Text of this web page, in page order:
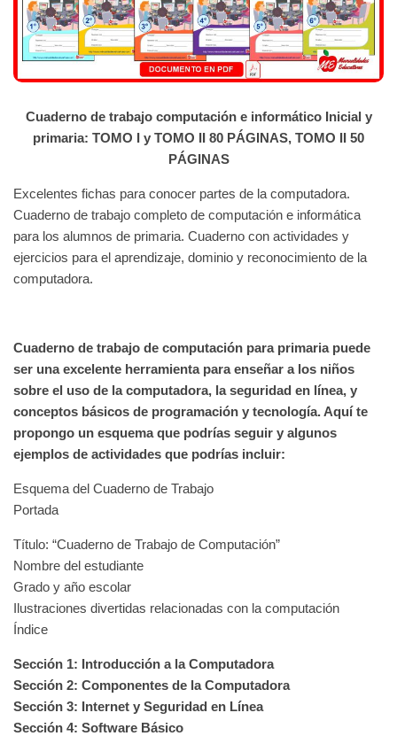
Cuaderno de trabajo computación e informático Inicial y
primaria: TOMO I y TOMO II 80 PÁGINAS, TOMO II 50
PÁGINAS
Excelentes fichas para conocer partes de la computadora.
Cuaderno de trabajo completo de computación e informática
para los alumnos de primaria. Cuaderno con actividades y
ejercicios para el aprendizaje, dominio y reconocimiento de la
computadora.
Cuaderno de trabajo de computación para primaria puede
ser una excelente herramienta para enseñar a los niños
sobre el uso de la computadora, la seguridad en línea, y
conceptos básicos de programación y tecnología. Aquí te
propongo un esquema que podrías seguir y algunos
ejemplos de actividades que podrías incluir:
Esquema del Cuaderno de Trabajo
Portada
Título: “Cuaderno de Trabajo de Computación”
Nombre del estudiante
Grado y año escolar
Ilustraciones divertidas relacionadas con la computación
Índice
Sección 1: Introducción a la Computadora
Sección 2: Componentes de la Computadora
Sección 3: Internet y Seguridad en Línea
Sección 4: Software Básico